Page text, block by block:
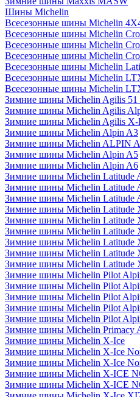
Шины Michelin
Всесезонные шины Michelin
Всесезонные шины Michelin
Всесезонные шины Michelin
Всесезонные шины Michelin
Всесезонные шины Michelin
Всесезонные шины Michelin
Всесезонные шины Michelin
Зимние шины Michelin Agilis 51
Зимние шины Michelin Agilis
Зимние шины Michelin Agilis X-
Зимние шины Michelin Alpin A3
Зимние шины Michelin ALPIN
Зимние шины Michelin Alpin A5
Зимние шины Michelin Alpin A6
Зимние шины Michelin Latitude
Зимние шины Michelin Latitude
Зимние шины Michelin Latitude
Зимние шины Michelin Latitude
Зимние шины Michelin Latitude
Зимние шины Michelin Latitude
Зимние шины Michelin Latitude
Зимние шины Michelin Latitude
Зимние шины Michelin Latitude
Зимние шины Michelin Pilot
Зимние шины Michelin Pilot
Зимние шины Michelin Pilot
Зимние шины Michelin Pilot
Зимние шины Michelin Pilot
Зимние шины Michelin Primacy
Зимние шины Michelin X-Ice
Зимние шины Michelin X-Ice
Зимние шины Michelin X-Ice
Зимние шины Michelin X-ICE
Зимние шины Michelin X-ICE